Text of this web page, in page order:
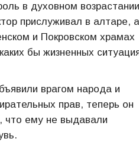
в духовном возрастании
прислуживал в алтаре,
и Покровском храмах
бы жизненных
врагом народа и
прав, теперь он
что ему не выдавали